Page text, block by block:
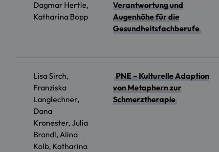
Dagmar Hertle,
Katharina Bopp
Verantwortung und
Augenhöhe für die
Gesundheitsfachberufe
Lisa Sirch,
Franziska
Langlechner,
Dana
Kronester, Julia
Brandl, Alina
Kolb, Katharina
PNE – Kulturelle Adaption
von Metaphern zur
Schmerztherapie